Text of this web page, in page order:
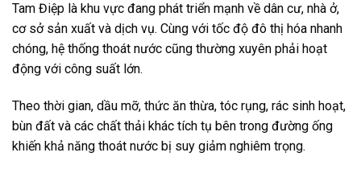
Tam Điệp là khu vực đang phát triển mạnh về dân cư, nhà ở,
cơ sở sản xuất và dịch vụ. Cùng với tốc độ đô thị hóa nhanh
chóng, hệ thống thoát nước cũng thường xuyên phải hoạt
động với công suất lớn.
Theo thời gian, dầu mỡ, thức ăn thừa, tóc rụng, rác sinh hoạt,
bùn đất và các chất thải khác tích tụ bên trong đường ống
khiến khả năng thoát nước bị suy giảm nghiêm trọng.